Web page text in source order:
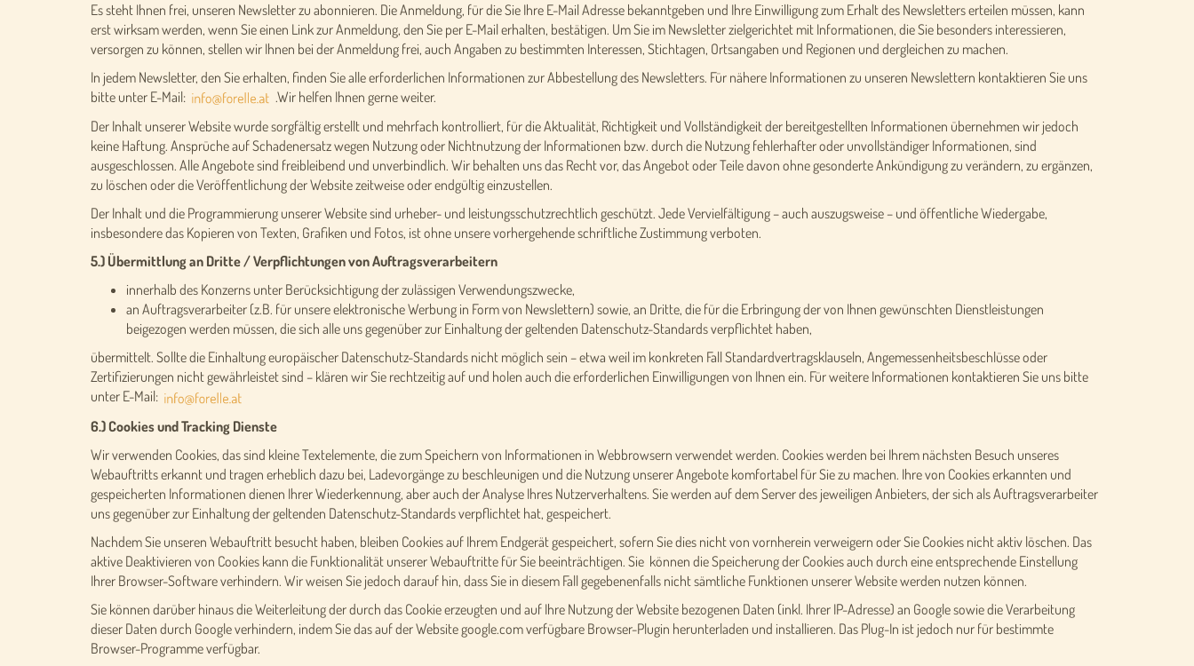
Es steht Ihnen frei, unseren Newsletter zu abonnieren. Die Anmeldung, für die Sie Ihre E-Mail Adresse bekanntgeben und Ihre Einwilligung zum Erhalt des Newsletters erteilen müssen, kann
erst wirksam werden, wenn Sie einen Link zur Anmeldung, den Sie per E-Mail erhalten, bestätigen. Um Sie im Newsletter zielgerichtet mit Informationen, die Sie besonders interessieren,
versorgen zu können, stellen wir Ihnen bei der Anmeldung frei, auch Angaben zu bestimmten Interessen, Stichtagen, Ortsangaben und Regionen und dergleichen zu machen.
In jedem Newsletter, den Sie erhalten, finden Sie alle erforderlichen Informationen zur Abbestellung des Newsletters. Für nähere Informationen zu unseren Newslettern kontaktieren Sie uns
bitte unter E-Mail:
.Wir helfen Ihnen gerne weiter.
Der Inhalt unserer Website wurde sorgfältig erstellt und mehrfach kontrolliert, für die Aktualität, Richtigkeit und Vollständigkeit der bereitgestellten Informationen übernehmen wir jedoch
keine Haftung. Ansprüche auf Schadenersatz wegen Nutzung oder Nichtnutzung der Informationen bzw. durch die Nutzung fehlerhafter oder unvollständiger Informationen, sind
ausgeschlossen. Alle Angebote sind freibleibend und unverbindlich. Wir behalten uns das Recht vor, das Angebot oder Teile davon ohne gesonderte Ankündigung zu verändern, zu ergänzen,
zu löschen oder die Veröffentlichung der Website zeitweise oder endgültig einzustellen.
Der Inhalt und die Programmierung unserer Website sind urheber- und leistungsschutzrechtlich geschützt. Jede Vervielfältigung – auch auszugsweise – und öffentliche Wiedergabe,
insbesondere das Kopieren von Texten, Grafiken und Fotos, ist ohne unsere vorhergehende schriftliche Zustimmung verboten.
5.) Übermittlung an Dritte / Verpflichtungen von Auftragsverarbeitern
innerhalb des Konzerns unter Berücksichtigung der zulässigen Verwendungszwecke,
an Auftragsverarbeiter (z.B. für unsere elektronische Werbung in Form von Newslettern) sowie, an Dritte, die für die Erbringung der von Ihnen gewünschten Dienstleistungen
beigezogen werden müssen, die sich alle uns gegenüber zur Einhaltung der geltenden Datenschutz-Standards verpflichtet haben,
übermittelt. Sollte die Einhaltung europäischer Datenschutz-Standards nicht möglich sein – etwa weil im konkreten Fall Standardvertragsklauseln, Angemessenheitsbeschlüsse oder
Zertifizierungen nicht gewährleistet sind – klären wir Sie rechtzeitig auf und holen auch die erforderlichen Einwilligungen von Ihnen ein. Für weitere Informationen kontaktieren Sie uns bitte
unter E-Mail:
6.) Cookies und Tracking Dienste
Wir verwenden Cookies, das sind kleine Textelemente, die zum Speichern von Informationen in Webbrowsern verwendet werden. Cookies werden bei Ihrem nächsten Besuch unseres
Webauftritts erkannt und tragen erheblich dazu bei, Ladevorgänge zu beschleunigen und die Nutzung unserer Angebote komfortabel für Sie zu machen. Ihre von Cookies erkannten und
gespeicherten Informationen dienen Ihrer Wiederkennung, aber auch der Analyse Ihres Nutzerverhaltens. Sie werden auf dem Server des jeweiligen Anbieters, der sich als Auftragsverarbeiter
uns gegenüber zur Einhaltung der geltenden Datenschutz-Standards verpflichtet hat, gespeichert.
Nachdem Sie unseren Webauftritt besucht haben, bleiben Cookies auf Ihrem Endgerät gespeichert, sofern Sie dies nicht von vornherein verweigern oder Sie Cookies nicht aktiv löschen. Das
aktive Deaktivieren von Cookies kann die Funktionalität unserer Webauftritte für Sie beeinträchtigen. Sie können die Speicherung der Cookies auch durch eine entsprechende Einstellung
Ihrer Browser-Software verhindern. Wir weisen Sie jedoch darauf hin, dass Sie in diesem Fall gegebenenfalls nicht sämtliche Funktionen unserer Website werden nutzen können.
Sie können darüber hinaus die Weiterleitung der durch das Cookie erzeugten und auf Ihre Nutzung der Website bezogenen Daten (inkl. Ihrer IP-Adresse) an Google sowie die Verarbeitung
dieser Daten durch Google verhindern, indem Sie das auf der Website google.com verfügbare Browser-Plugin herunterladen und installieren. Das Plug-In ist jedoch nur für bestimmte
Browser-Programme verfügbar.